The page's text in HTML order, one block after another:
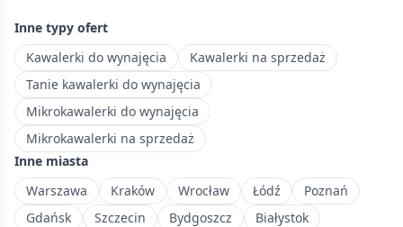
Inne typy ofert
Kawalerki do wynajęcia
Kawalerki na sprzedaż
Tanie kawalerki do wynajęcia
Mikrokawalerki do wynajęcia
Mikrokawalerki na sprzedaż
Inne miasta
Warszawa
Kraków Wrocław Łódź
Poznań
Gdańsk
Szczecin Bydgoszcz
Białystok